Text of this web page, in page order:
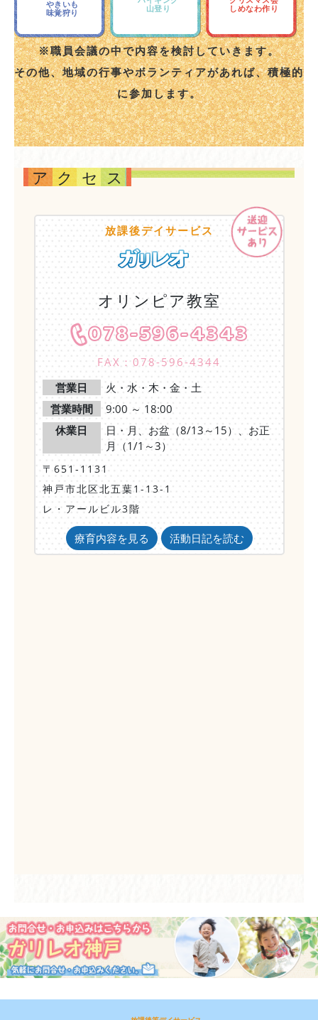
やきいも
味覚狩り
山登り
しめなわ作り
※職員会議の中で内容を検討していきます。
その他、地域の行事やボランティアがあれば、積極的
に参加します。
アクセス
放課後デイサービス
オリンピア教室
078-596-4343
FAX：078-596-4344
営業日
火・水・木・金・土
営業時間
9:00 ～ 18:00
休業日
日・月、お盆（8/13～15）、お正
月（1/1～3）
〒651-1131
神戸市北区北五葉1-13-1
レ・アールビル3階
療育内容を見る 活動日記を読む